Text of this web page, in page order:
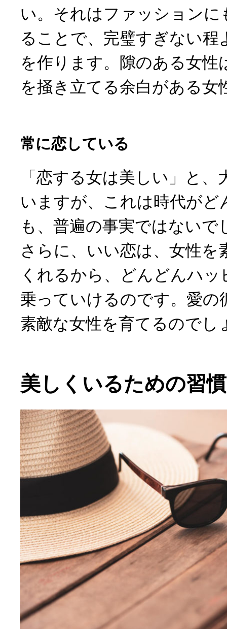
い。それはファッション
ることで、完璧すぎない程
を作ります。隙のある女性
を掻き立てる余白がある女
常に恋している
「恋する女は美しい」と
いますが、これは時代がど
も、普遍の事実ではないで
さらに、いい恋は、女性を
くれるから、どんどんハ
乗っていけるのです。愛の
素敵な女性を育てるのでし
美しくいるための習慣